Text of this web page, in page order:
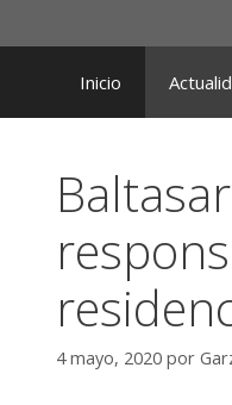
al
contenidoInicio
4 mayo, 2020 por